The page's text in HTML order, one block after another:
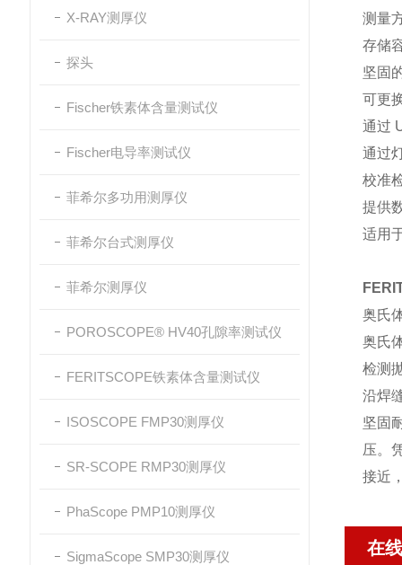
X-RAY测厚仪
探头
Fischer铁素体含量测试仪
Fischer电导率测试仪
菲希尔多功用测厚仪
菲希尔台式测厚仪
菲希尔测厚仪
POROSCOPE® HV40孔隙率测试仪
FERITSCOPE铁素体含量测试仪
ISOSCOPE FMP30测厚仪
SR-SCOPE RMP30测厚仪
PhaScope PMP10测厚仪
SigmaScope SMP30测厚仪
测量
存储
坚固
可更
通过
通过
校准
提供
适用
奥氏
奥氏
检测
沿焊
坚固
压。
接近
在